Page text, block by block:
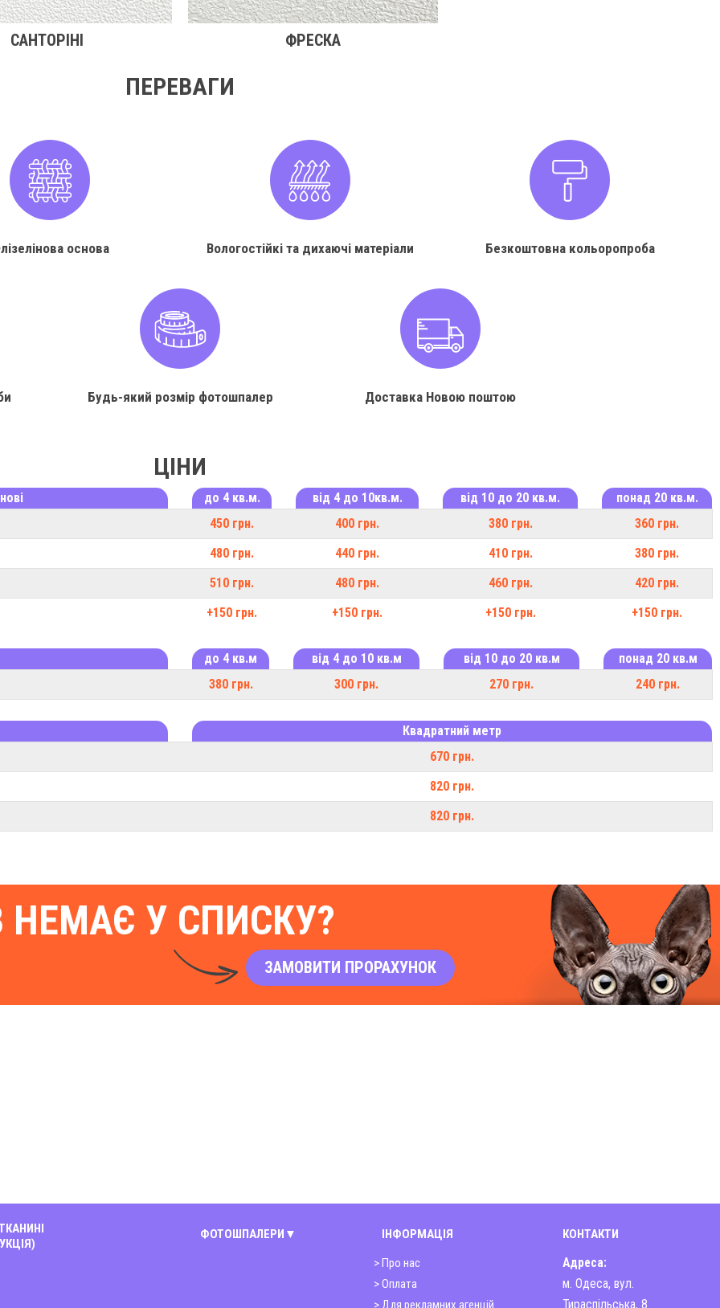
САНТОРІНІ ФРЕСКА
ПЕРЕВАГИ
основа Вологостійкі та дихаючі матеріали Безкоштовна кольоропроба
Будь-який розмір фотошпалер Доставка Новою поштою
ЦІНИ
до 4 кв.м. від 4 до 10кв.м. від 10 до 20 кв.м.
понад 20 кв.м.
450 грн.
400 грн. 380 грн.
360 грн.
480 грн.
440 грн. 410 грн.
380 грн.
510 грн.
480 грн. 460 грн.
420 грн.
+150 грн.
+150 грн. +150 грн. +150 грн.
до 4 кв.м від 4 до 10 кв.м від 10 до 20 кв.м
понад 20 кв.м
380 грн.
300 грн. 270 грн. 240 грн.
Квадратний метр
670 грн.
820 грн.
820 грн.
НЕМАЄ У СПИСКУ?
ЗАМОВИТИ ПРОРАХУНОК
ФОТОШПАЛЕРИ
ІНФОРМАЦІЯ
> Про нас
> Оплата
> Для рекламних агенцій
КОНТАКТИ
Адреса:
м. Одеса, вул.
Тираспільська, 8